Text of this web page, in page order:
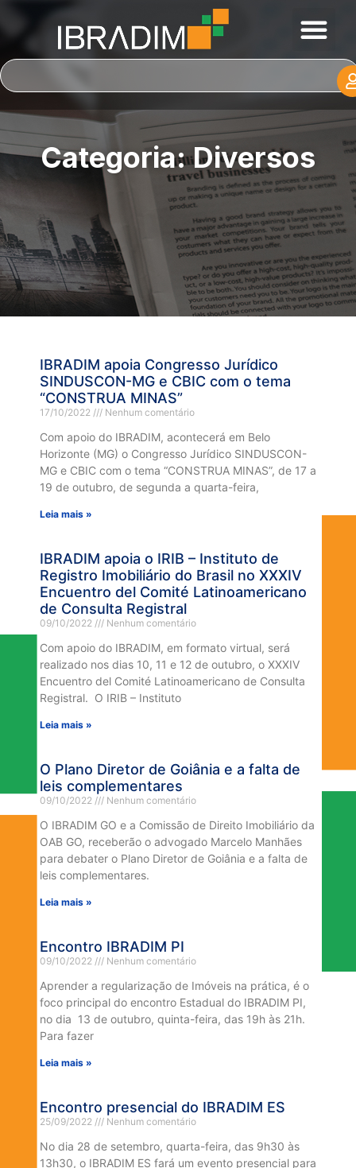
Categoria: Diversos
IBRADIM apoia Congresso Jurídico
SINDUSCON-MG e CBIC com o tema
“CONSTRUA MINAS”
17/10/2022 Nenhum comentário
Com apoio do IBRADIM, acontecerá em Belo
Horizonte (MG) o Congresso Jurídico SINDUSCON-
MG e CBIC com o tema “CONSTRUA MINAS”, de 17 a
19 de outubro, de segunda a quarta-feira,
Leia mais »
IBRADIM apoia o IRIB – Instituto de
Registro Imobiliário do Brasil no XXXIV
Encuentro del Comité Latinoamericano
de Consulta Registral
09/10/2022 Nenhum comentário
Com apoio do IBRADIM, em formato virtual, será
realizado nos dias 10, 11 e 12 de outubro, o XXXIV
Encuentro del Comité Latinoamericano de Consulta
Registral. O IRIB – Instituto
Leia mais »
O Plano Diretor de Goiânia e a falta de
leis complementares
09/10/2022 Nenhum comentário
O IBRADIM GO e a Comissão de Direito Imobiliário da
OAB GO, receberão o advogado Marcelo Manhães
para debater o Plano Diretor de Goiânia e a falta de
leis complementares.
Leia mais »
Encontro IBRADIM PI
09/10/2022 Nenhum comentário
Aprender a regularização de Imóveis na prática, é o
foco principal do encontro Estadual do IBRADIM PI,
no dia 13 de outubro, quinta-feira, das 19h às 21h.
Para fazer
Leia mais »
Encontro presencial do IBRADIM ES
25/09/2022 Nenhum comentário
No dia 28 de setembro, quarta-feira, das 9h30 às
13h30, o IBRADIM ES fará um evento presencial para